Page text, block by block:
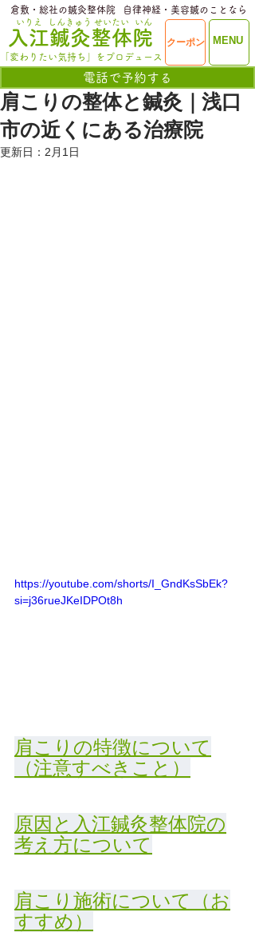
ME
​入江鍼灸整体院
いりえ
MENU
クーポン
電話で予約する
せいたい
しんきゅう いん
「変わりたい気持ち」をプロデュース
​倉敷・総社の鍼灸整体院 ​自律神経・美容鍼のことなら
肩こりの整体と鍼灸｜浅口
市の近くにある治療院
更新日： 2月1日
https://youtube.com/shorts/I_GndKsSbEk?
si=j36rueJKeIDPOt8h
肩こりの特徴について
（注意すべきこと）
原因と入江鍼灸整体院の
考え方について
肩こり施術について（お
すすめ）